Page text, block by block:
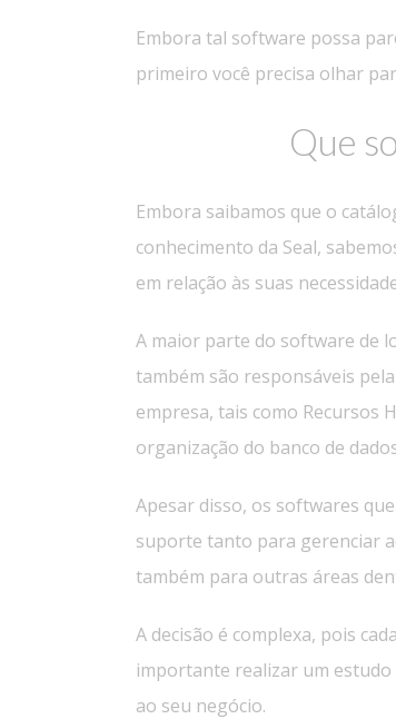
Embora tal software possa
primeiro você precisa olhar
Que
Embora saibamos que o
conhecimento da Seal,
em relação às suas
A maior parte do software de
também são responsáveis
empresa, tais como Recursos
organização do banco de
Apesar disso, os softwares
suporte tanto para gerenciar
também para outras áreas
A decisão é complexa, pois
importante realizar um
ao seu negócio.